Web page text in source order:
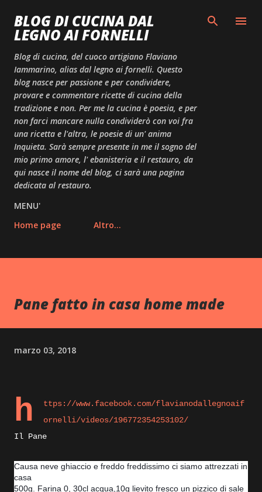
Passa ai contenuti principali
BLOG DI CUCINA DAL
LEGNO AI FORNELLI
Blog di cucina, del cuoco artigiano Flaviano
Iammarino, alias dal legno ai fornelli. Questo
blog nasce per passione e per condividere,
provare e commentare ricette di cucina della
tradizione e non. Per me la cucina è poesia, e per
non farci mancare nulla condividerò con voi fra
una ricetta e l'altra, le poesie di un' anima
Inquieta. Sarà sempre presente in me il sogno del
mio primo amore, l' ebanisteria e il restauro, da
qui nasce il nome del blog, ci sarà una pagina
dedicata al restauro.
MENU'
Home page
Altro…
Pane fatto in casa home made
marzo 03, 2018
h
ttps://www.facebook.com/flavianodallegnoaif
ornelli/videos/196772354253102/
Il Pane
Causa neve ghiaccio e freddo freddissimo ci siamo attrezzati in
casa
500g. Farina 0, 30cl acqua,10g lievito fresco un pizzico di sale